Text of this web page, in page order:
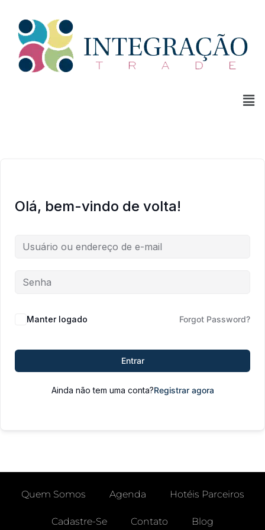
Olá, bem-vindo de volta!
Manter logado Forgot Password?
Entrar
Ainda não tem uma conta?Registrar agora
Quem Somos Agenda Hotéis Parceiros
Cadastre-Se Contato Blog